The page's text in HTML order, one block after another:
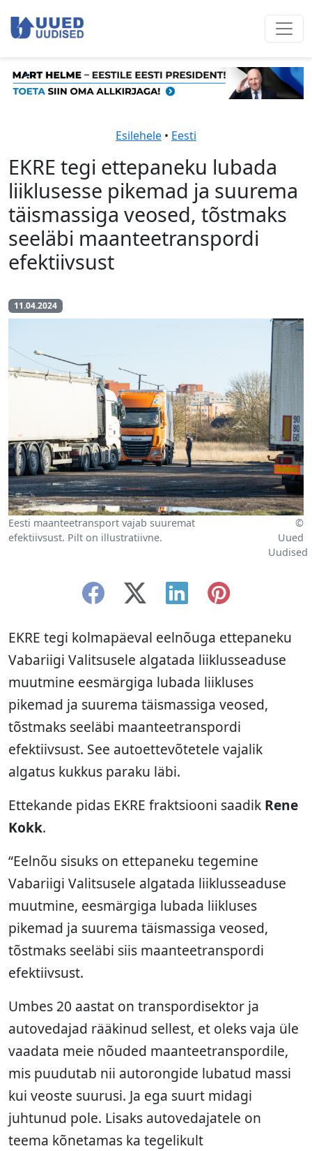
Esilehele • Eesti
EKRE tegi ettepaneku lubada
liiklusesse pikemad ja suurema
täismassiga veosed, tõstmaks
seeläbi maanteetranspordi
efektiivsust
11.04.2024
Eesti maanteetransport vajab suuremat
efektiivsust. Pilt on illustratiivne.
©
Uued
Uudised
EKRE tegi kolmapäeval eelnõuga ettepaneku
Vabariigi Valitsusele algatada liiklusseaduse
muutmine eesmärgiga lubada liikluses
pikemad ja suurema täismassiga veosed,
tõstmaks seeläbi maanteetranspordi
efektiivsust. See autoettevõtetele vajalik
algatus kukkus paraku läbi.
Ettekande pidas EKRE fraktsiooni saadik Rene
Kokk.
“Eelnõu sisuks on ettepaneku tegemine
Vabariigi Valitsusele algatada liiklusseaduse
muutmine, eesmärgiga lubada liikluses
pikemad ja suurema täismassiga veosed,
tõstmaks seeläbi siis maanteetranspordi
efektiivsust.
Umbes 20 aastat on transpordisektor ja
autovedajad rääkinud sellest, et oleks vaja üle
vaadata meie nõuded maanteetranspordile,
mis puudutab nii autorongide lubatud massi
kui veoste suurusi. Ja ega suurt midagi
juhtunud pole. Lisaks autovedajatele on
teema kõnetamas ka tegelikult